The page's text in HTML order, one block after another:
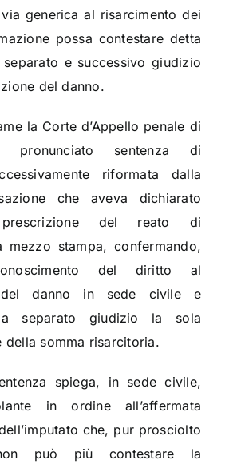
generica al risarcimento dei
possa contestare detta
e successivo giudizio
del danno.
la Corte d’Appello penale di
pronunciato sentenza di
riformata dalla
che aveva dichiarato
prescrizione del reato di
mezzo stampa, confermando,
del diritto al
del danno in sede civile e
a separato giudizio la sola
della somma risarcitoria.
spiega, in sede civile,
in ordine all’affermata
che, pur prosciolto
può più contestare la